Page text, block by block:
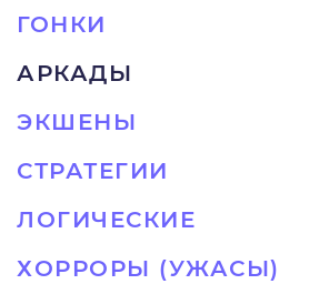
ГОНКИ
АРКАДЫ
ЭКШЕНЫ
СТРАТЕГИИ
ЛОГИЧЕСКИЕ
ХОРРОРЫ (УЖАСЫ)